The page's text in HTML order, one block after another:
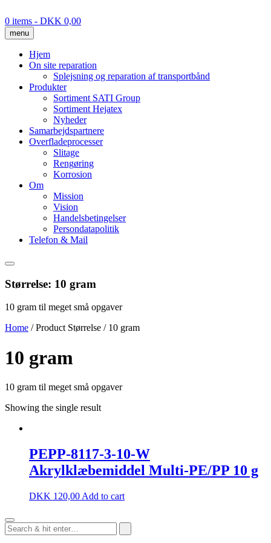
to
content
0 items - DKK 0,00
menu
Hjem
On site reparation
Splejsning og reparation af transportbånd
Produkter
Sortiment SATI Group
Sortiment Hejatex
Nyheder
Samarbejdspartnere
Overfladeprocesser
Slitage
Rengøring
Korrosion
Om
Mission
Vision
Handelsbetingelser
Persondatapolitik
Telefon & Mail
Størrelse: 10 gram
10 gram til meget små opgaver
Home / Product Størrelse / 10 gram
10 gram
10 gram til meget små opgaver
Showing the single result
PEPP-8117-3-10-W
Akrylklæbemiddel Multi-PE/PP 10 g
DKK 120,00 Add to cart